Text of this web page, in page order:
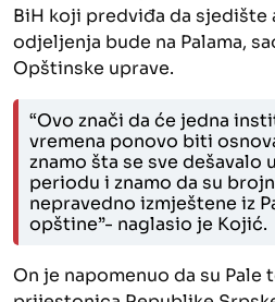
BiH koji predviđa da sjedište
odjeljenja bude na Palama,
Opštinske uprave.
“Ovo znači da će jedna
vremena ponovo biti
znamo šta se sve dešavalo
periodu i znamo da su
nepravedno izmještene iz
opštine”- naglasio je Kojić.
On je napomenuo da su Pale